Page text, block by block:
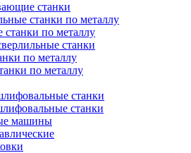
станки
станки по металлу
по металлу
станки
по металлу
по металлу
станки
станки
машины